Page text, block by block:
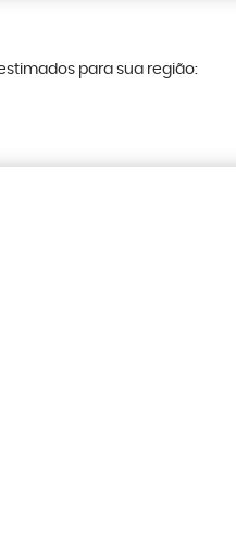
para sua região: